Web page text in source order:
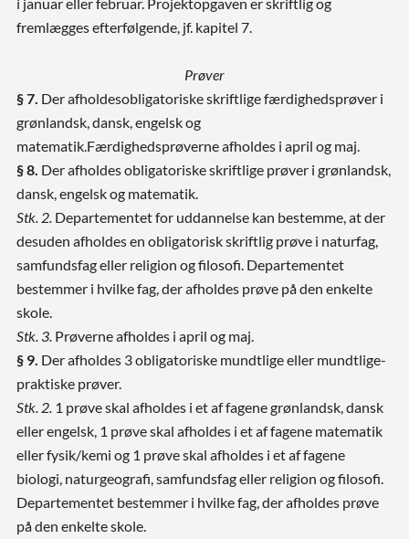
fremlægges efterfølgende, jf. kapitel 7.
Prøver
§ 7. Der afholdesobligatoriske skriftlige færdighedsprøver i
grønlandsk, dansk, engelsk og
matematik. Færdighedsprøverne afholdes i april og maj.
§ 8. Der afholdes obligatoriske skriftlige prøver i grønlandsk,
dansk, engelsk og matematik.
Stk. 2. Departementet for uddannelse kan bestemme, at der
desuden afholdes en obligatorisk skriftlig prøve i naturfag,
samfundsfag eller religion og filosofi. Departementet
bestemmer i hvilke fag, der afholdes prøve på den enkelte
skole.
Stk. 3. Prøverne afholdes i april og maj.
§ 9. Der afholdes 3 obligatoriske mundtlige eller mundtlige-
praktiske prøver.
Stk. 2. 1 prøve skal afholdes i et af fagene grønlandsk, dansk
eller engelsk, 1 prøve skal afholdes i et af fagene matematik
eller fysik/kemi og 1 prøve skal afholdes i et af fagene
biologi, naturgeografi, samfundsfag eller religion og filosofi.
Departementet bestemmer i hvilke fag, der afholdes prøve
på den enkelte skole.